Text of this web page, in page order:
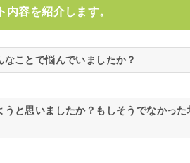
容を紹介します。
ことで悩んでいましたか？
と思いましたか？もしそうでなかっ